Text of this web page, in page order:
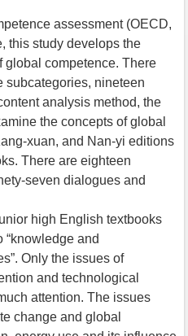
assessment (OECD,
this study develops the
global competence. There
subcategories, nineteen
analysis method, the
the concepts of global
xuan, and Nan-yi editions
There are eighteen
seven dialogues and
high English textbooks
“knowledge and
Only the issues of
and technological
attention. The issues
change and global